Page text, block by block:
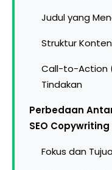
Judul yang
Struktur
Call-to-Action
Tindakan
Perbedaan
SEO Copywriting
Fokus dan